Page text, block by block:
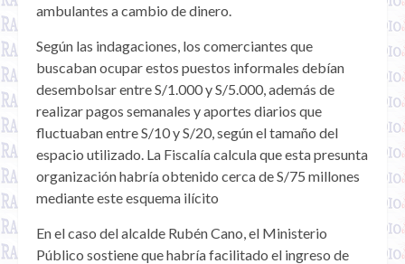
ambulantes a cambio de dinero.
Según las indagaciones, los comerciantes que
buscaban ocupar estos puestos informales debían
desembolsar entre S/1.000 y S/5.000, además de
realizar pagos semanales y aportes diarios que
fluctuaban entre S/10 y S/20, según el tamaño del
espacio utilizado. La Fiscalía calcula que esta presunta
organización habría obtenido cerca de S/75 millones
mediante este esquema ilícito
En el caso del alcalde Rubén Cano, el Ministerio
Público sostiene que habría facilitado el ingreso de